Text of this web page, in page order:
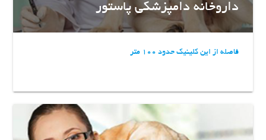
داروخانه دامپزشکی پاستور
فاصله از این کلینیک حدود 100 متر